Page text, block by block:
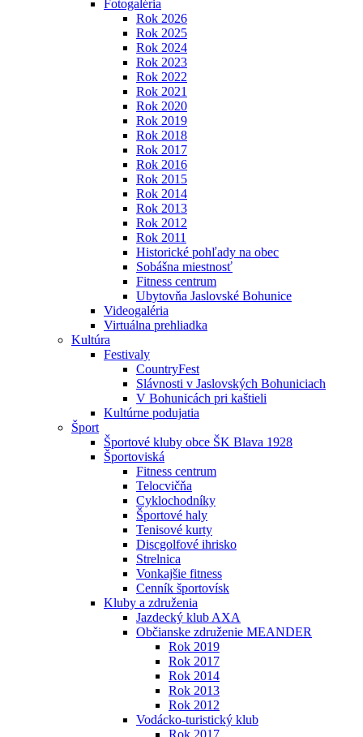
Fotogaléria
Rok 2026
Rok 2025
Rok 2024
Rok 2023
Rok 2022
Rok 2021
Rok 2020
Rok 2019
Rok 2018
Rok 2017
Rok 2016
Rok 2015
Rok 2014
Rok 2013
Rok 2012
Rok 2011
Historické pohľady na obec
Sobášna miestnosť
Fitness centrum
Ubytovňa Jaslovské Bohunice
Videogaléria
Virtuálna prehliadka
Kultúra
Festivaly
CountryFest
Slávnosti v Jaslovských Bohuniciach
V Bohunicách pri kaštieli
Kultúrne podujatia
Šport
Športové kluby obce ŠK Blava 1928
Športoviská
Fitness centrum
Telocvičňa
Cyklochodníky
Športové haly
Tenisové kurty
Discgolfové ihrisko
Strelnica
Vonkajšie fitness
Cenník športovísk
Kluby a združenia
Jazdecký klub AXA
Občianske združenie MEANDER
Rok 2019
Rok 2017
Rok 2014
Rok 2013
Rok 2012
Vodácko-turistický klub
Rok 2017